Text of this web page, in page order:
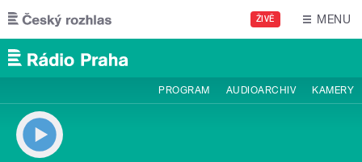
Přejít k hlavnímu obsahu
ŽIVĚ MENU
PROGRAM AUDIOARCHIV KAMERY